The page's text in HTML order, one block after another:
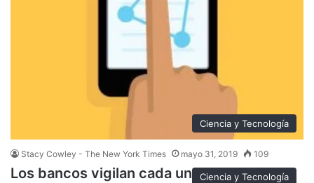
Ciencia y Tecnología
Stacy Cowley - The New York Times mayo 31, 2019 109
Los bancos vigilan cada uno de tus clics
Ciencia y Tecnología